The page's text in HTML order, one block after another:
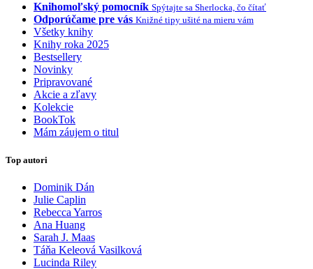
Knihomoľský pomocník Spýtajte sa Sherlocka, čo čítať
Odporúčame pre vás Knižné tipy ušité na mieru vám
Všetky knihy
Knihy roka 2025
Bestsellery
Novinky
Pripravované
Akcie a zľavy
Kolekcie
BookTok
Mám záujem o titul
Top autori
Dominik Dán
Julie Caplin
Rebecca Yarros
Ana Huang
Sarah J. Maas
Táňa Keleová Vasilková
Lucinda Riley